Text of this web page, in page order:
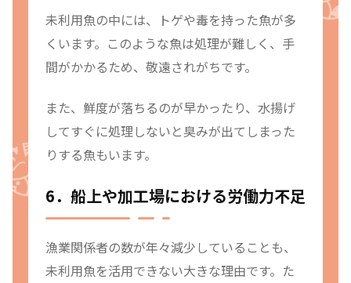
未利用魚の中には、トゲや毒を持った魚が多
くいます。このような魚は処理が難しく、手
間がかかるため、敬遠されがちです。
また、鮮度が落ちるのが早かったり、水揚げ
してすぐに処理しないと臭みが出てしまった
りする魚もいます。
6．船上や加工場における労働力不足
漁業関係者の数が年々減少していることも、
未利用魚を活用できない大きな理由です。た